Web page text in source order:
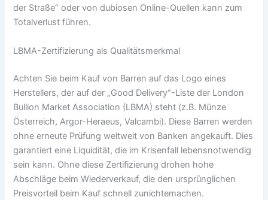
der Straße“ oder von dubiosen Online-Quellen kann zum
Totalverlust führen.
LBMA-Zertifizierung als Qualitätsmerkmal
Achten Sie beim Kauf von Barren auf das Logo eines
Herstellers, der auf der „Good Delivery“-Liste der London
Bullion Market Association (LBMA) steht (z.B. Münze
Österreich, Argor-Heraeus, Valcambi). Diese Barren werden
ohne erneute Prüfung weltweit von Banken angekauft. Dies
garantiert eine Liquidität, die im Krisenfall lebensnotwendig
sein kann. Ohne diese Zertifizierung drohen hohe
Abschläge beim Wiederverkauf, die den ursprünglichen
Preisvorteil beim Kauf schnell zunichtemachen.